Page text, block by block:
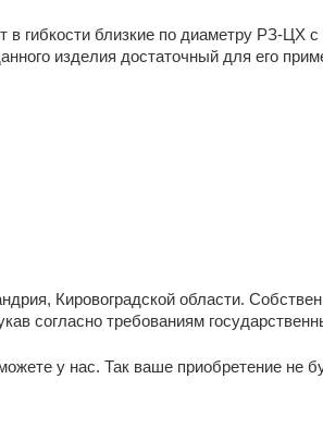
в гибкости близкие по диаметру РЗ-ЦХ
изделия достаточный для его
Кировоградской области.
согласно требованиям
у нас. Так ваше приобретение не